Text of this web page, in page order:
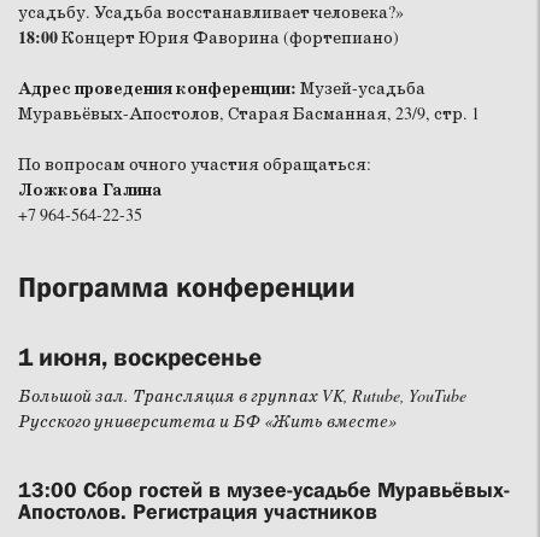
усадьбу. Усадьба восстанавливает человека?»
18:00Концерт Юрия Фаворина (фортепиано)
Адрес проведения конференции: Музей-усадьба
Муравьёвых-Апостолов, Старая Басманная, 23/9, стр. 1
По вопросам очного участия обращаться:
Ложкова Галина
+7 964-564-22-35
Программа конференции
1 июня, воскресенье
Большой зал. Трансляция в группах VK, Rutube, YouTube
Русского университета и БФ «Жить вместе»
13:00 Сбор гостей в музее-усадьбе Муравьёвых-
Апостолов. Регистрация участников